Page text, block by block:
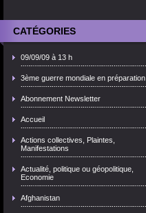
CATÉGORIES
09/09/09 à 13 h
3ème guerre mondiale en préparation
Abonnement Newsletter
Accueil
Actions collectives, Plaintes,
Manifestations
Actualité, politique ou géopolitique,
Economie
Afghanistan